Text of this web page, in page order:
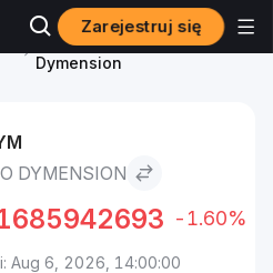
Zarejestruj się
Rupia lankijska to
Dymension
DYMENSION
-1.60%
Aug 6, 2026, 14:00:00